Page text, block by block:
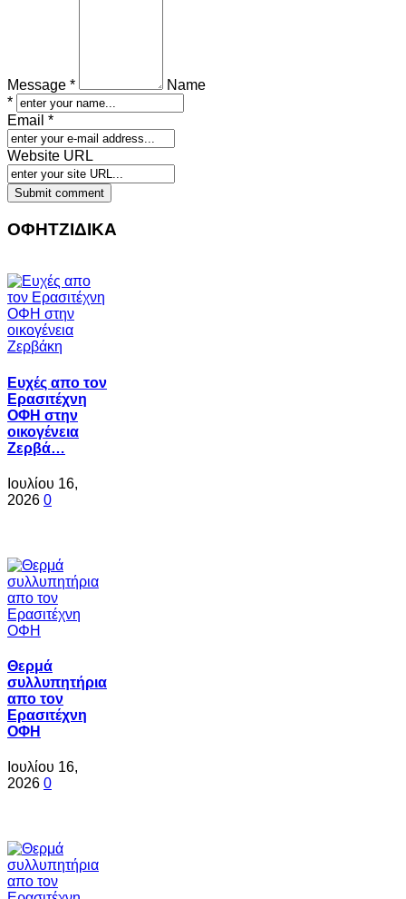
Message *
Name
*
Email *
Website URL
ΟΦΗΤΖΙΔΙΚΑ
Ευχές απο τον
Ερασιτέχνη
ΟΦΗ στην
οικογένεια
Ζερβά…
Ιουλίου 16,
2026 0
Θερμά
συλλυπητήρια
απο τον
Ερασιτέχνη
ΟΦΗ
Ιουλίου 16,
2026 0